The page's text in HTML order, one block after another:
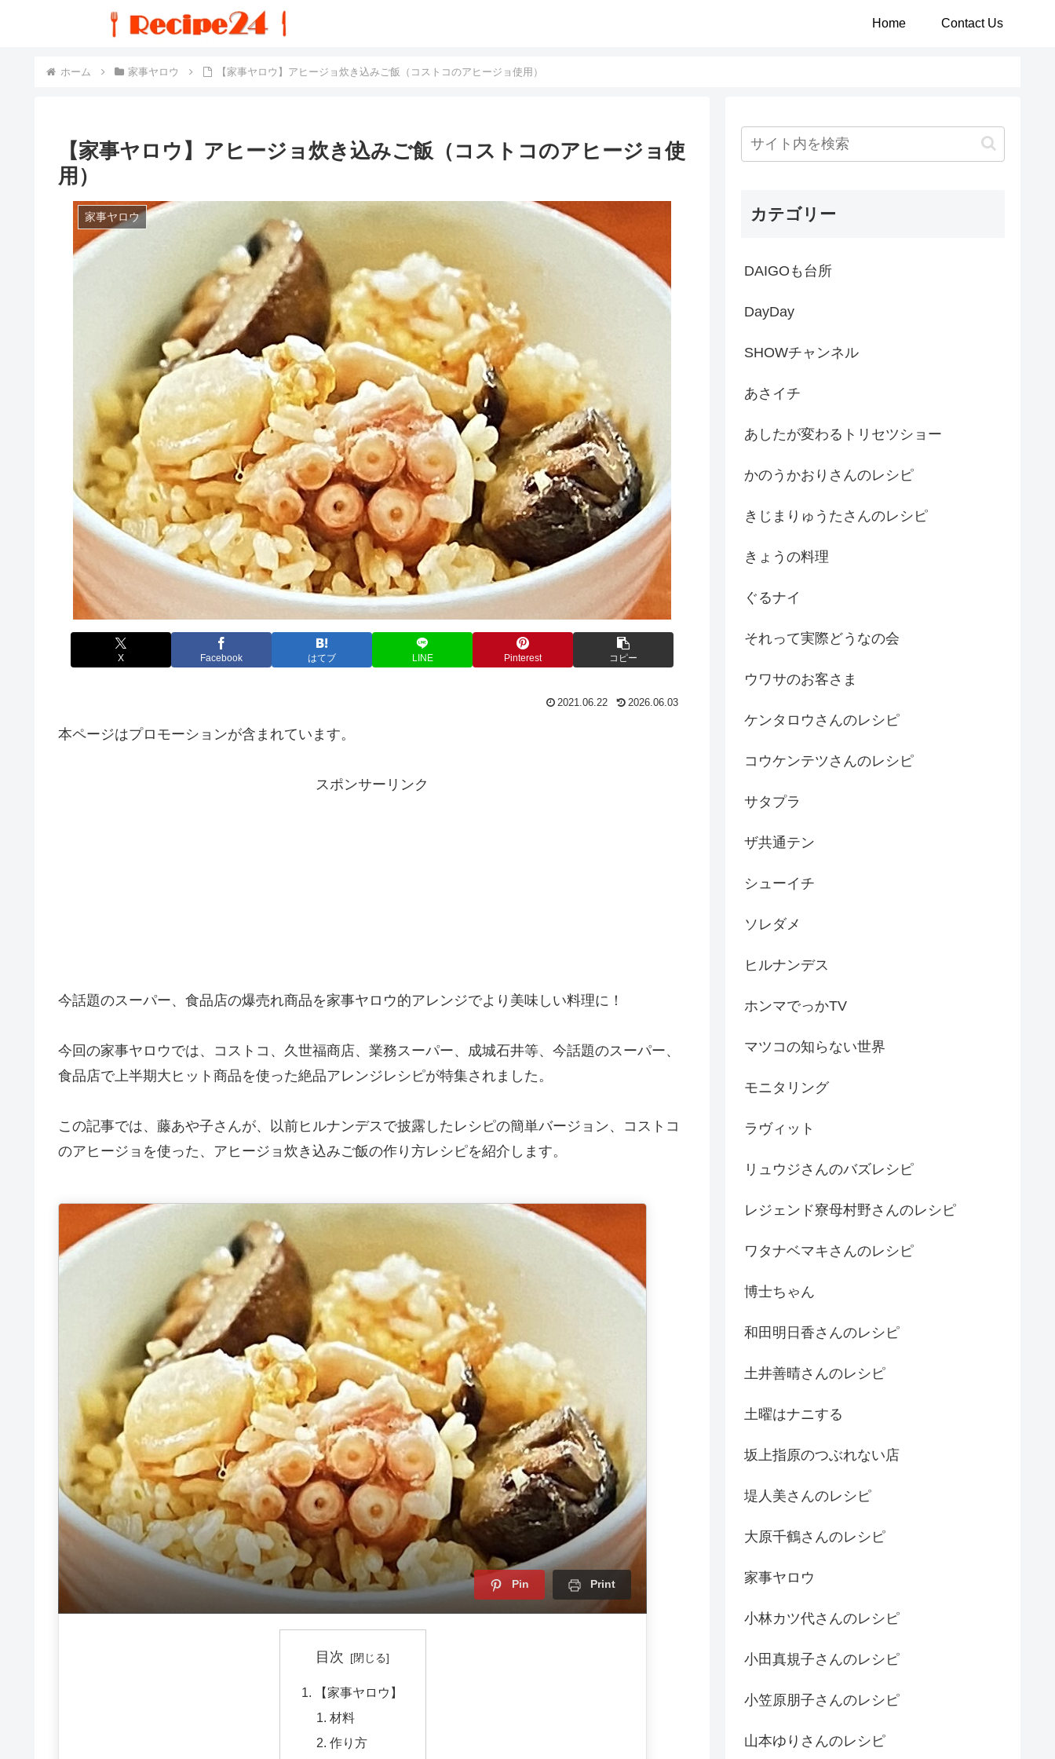
Home Contact Us
ホーム 家事ヤロウ 【家事ヤロウ】アヒージョ炊き込みご飯（コストコのアヒージョ使用）
【家事ヤロウ】アヒージョ炊き込みご飯（コストコのアヒージョ使
用）
家事ヤロウ
X Facebook はてブ LINE Pinterest コピー
2021.06.22 2026.06.03
本ページはプロモーションが含まれています。
スポンサーリンク
今話題のスーパー、食品店の爆売れ商品を家事ヤロウ的アレンジでより美味しい料理に！
今回の家事ヤロウでは、コストコ、久世福商店、業務スーパー、成城石井等、今話題のスーパー、
食品店で上半期大ヒット商品を使った絶品アレンジレシピが特集されました。
この記事では、藤あや子さんが、以前ヒルナンデスで披露したレシピの簡単バージョン、コストコ
のアヒージョを使った、アヒージョ炊き込みご飯の作り方レシピを紹介します。
Pin Print
目次
【家事ヤロウ】
材料
作り方
カテゴリー
DAIGOも台所
DayDay
SHOWチャンネル
あさイチ
あしたが変わるトリセツショー
かのうかおりさんのレシピ
きじまりゅうたさんのレシピ
きょうの料理
ぐるナイ
それって実際どうなの会
ウワサのお客さま
ケンタロウさんのレシピ
コウケンテツさんのレシピ
サタプラ
ザ共通テン
シューイチ
ソレダメ
ヒルナンデス
ホンマでっかTV
マツコの知らない世界
モニタリング
ラヴィット
リュウジさんのバズレシピ
レジェンド寮母村野さんのレシピ
ワタナベマキさんのレシピ
博士ちゃん
和田明日香さんのレシピ
土井善晴さんのレシピ
土曜はナニする
坂上指原のつぶれない店
堤人美さんのレシピ
大原千鶴さんのレシピ
家事ヤロウ
小林カツ代さんのレシピ
小田真規子さんのレシピ
小笠原朋子さんのレシピ
山本ゆりさんのレシピ